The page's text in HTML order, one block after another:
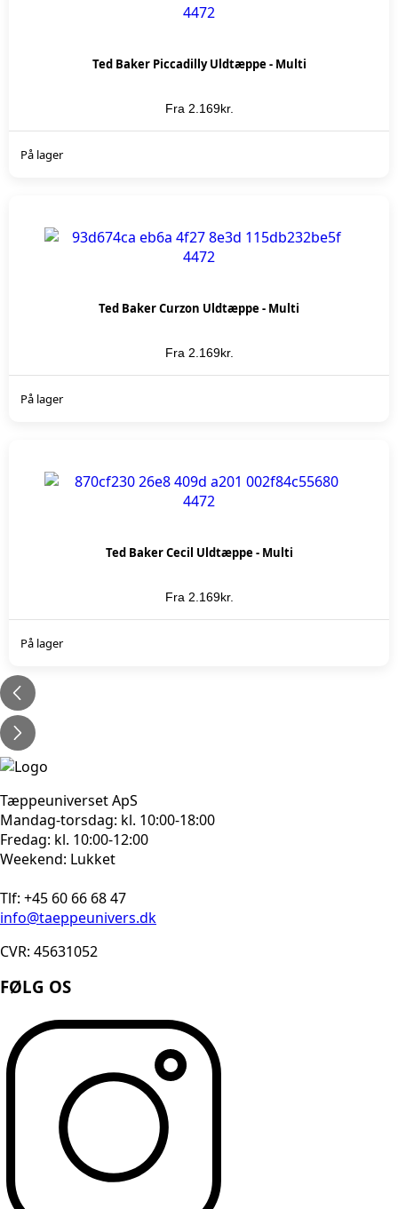
Ted Baker Piccadilly Uldtæppe - Multi
Fra 2.169kr.
På lager
Ted Baker Curzon Uldtæppe - Multi
Fra 2.169kr.
På lager
Ted Baker Cecil Uldtæppe - Multi
Fra 2.169kr.
På lager
Tæppeuniverset ApS
Mandag-torsdag: kl. 10:00-18:00
Fredag: kl. 10:00-12:00
Weekend: Lukket
Tlf: +45 60 66 68 47
info@taeppeunivers.dk
CVR: 45631052
FØLG OS